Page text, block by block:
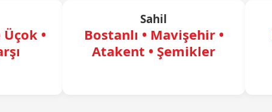
•
Sahil
Bostanlı • Mavişehir •
Atakent • Şemikler